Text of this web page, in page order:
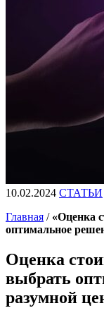
10.02.2024 СТАТЬИ
Главная / «Оценка
оптимальное
Оценка
выбрать
разумной